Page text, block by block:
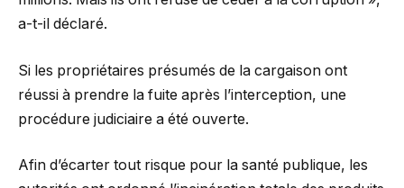
a-t-il déclaré.
Si les propriétaires présumés de la cargaison ont
réussi à prendre la fuite après l’interception, une
procédure judiciaire a été ouverte.
Afin d’écarter tout risque pour la santé publique, les